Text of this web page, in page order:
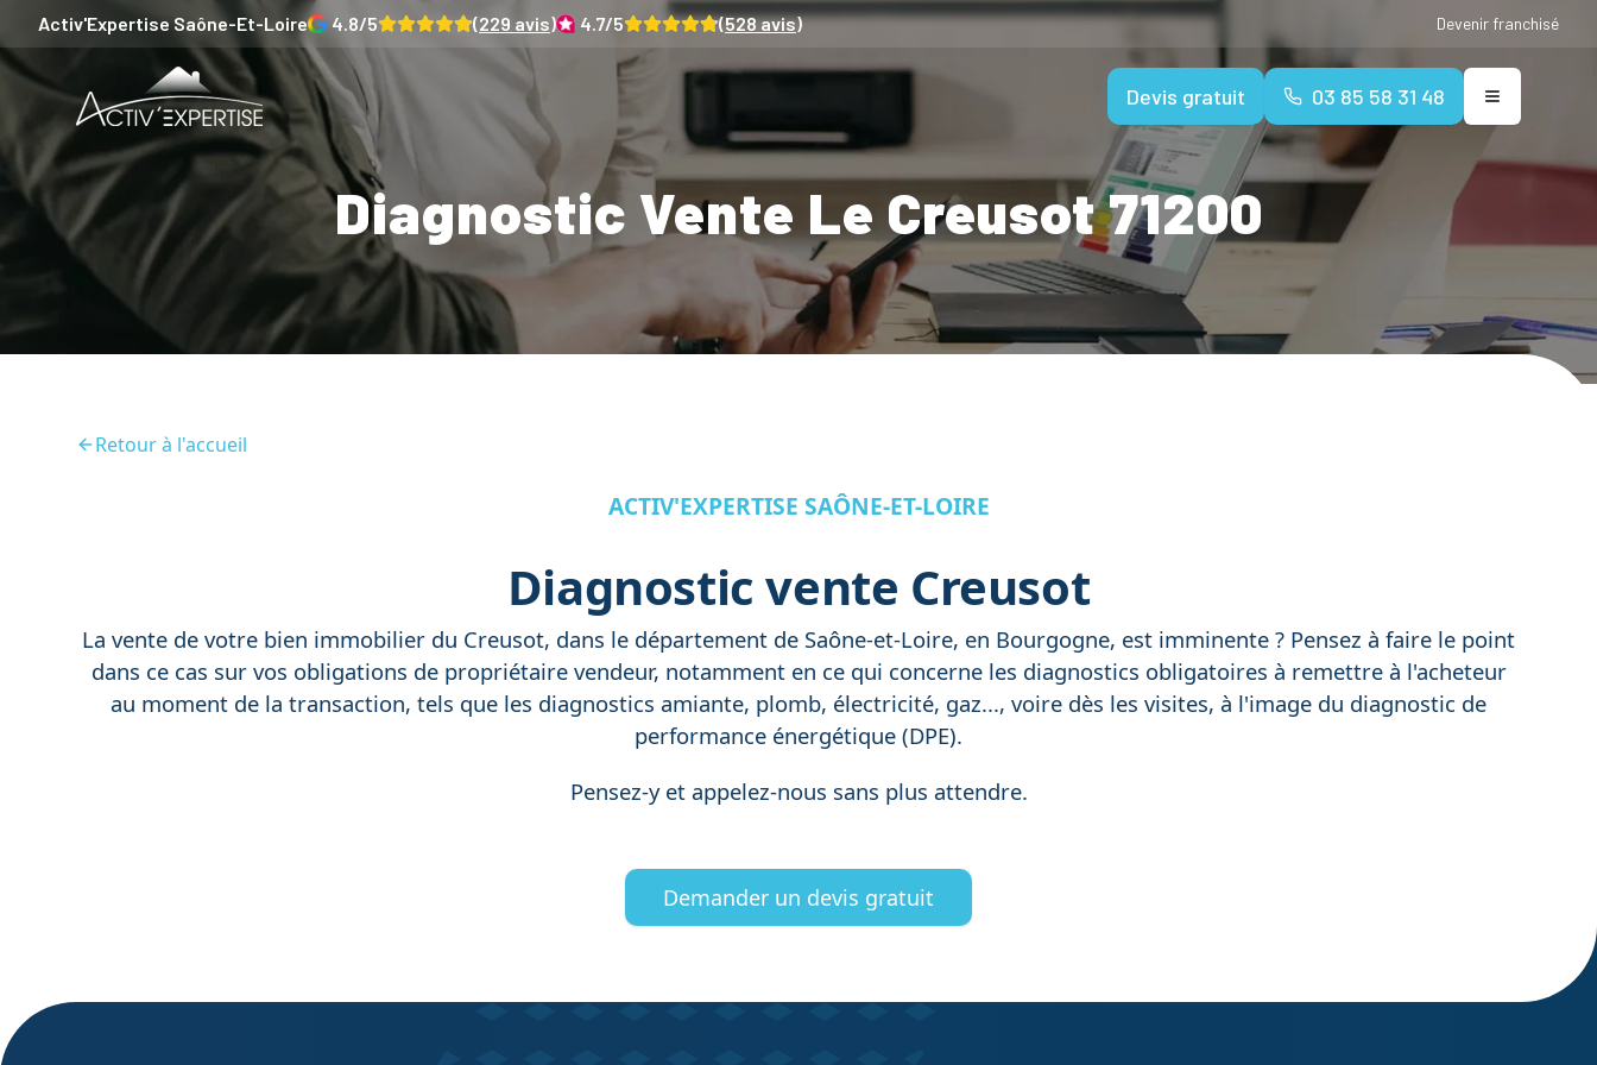
Activ'Expertise Saône-Et-Loire 4.8/5 (229 avis) 4.7/5 (528avis) Devenir franchisé
Devis gratuit 03 85 58 31 48
Diagnostic Vente Le Creusot 71200
Retour à l'accueil
ACTIV'EXPERTISE SAÔNE-ET-LOIRE
Diagnostic vente Creusot
La vente de votre bien immobilier du Creusot, dans le département de Saône-et-Loire, en Bourgogne, est imminente ? Pensez à faire le point
dans ce cas sur vos obligations de propriétaire vendeur, notamment en ce qui concerne les diagnostics obligatoires à remettre à l'acheteur
au moment de la transaction, tels que les diagnostics amiante, plomb, électricité, gaz..., voire dès les visites, à l'image du diagnostic de
performance énergétique (DPE).
Pensez-y et appelez-nous sans plus attendre.
Demander un devis gratuit